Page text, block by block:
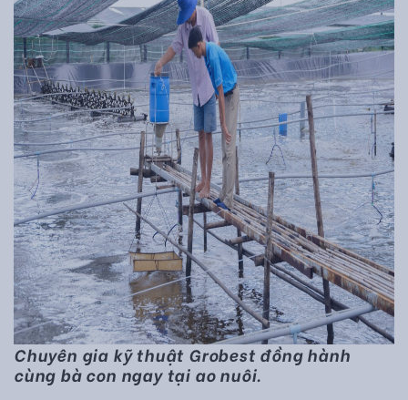
Chuyên gia kỹ thuật Grobest đồng hành
cùng bà con ngay tại ao nuôi.